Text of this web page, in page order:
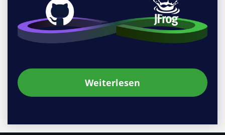
Weiterlesen